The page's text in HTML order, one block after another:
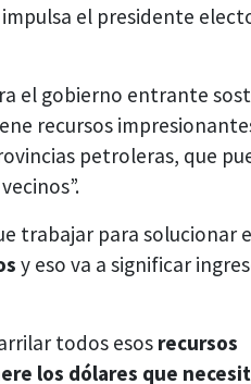
el presidente
el gobierno entrante
recursos
petroleras, que
trabajar para solucionar
y eso va a significar
todos esos recursos
los dólares que